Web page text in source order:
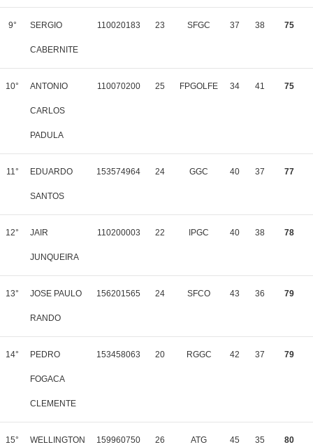
9° SERGIO
CABERNITE
110020183 23 SFGC 37 38 75
10° ANTONIO
CARLOS
PADULA
110070200 25 FPGOLFE 34 41 75
11° EDUARDO
SANTOS
153574964 24 GGC 40 37 77
12° JAIR
JUNQUEIRA
110200003 22 IPGC 40 38 78
13° JOSE PAULO
RANDO
156201565 24 SFCO 43 36 79
14° PEDRO
FOGACA
CLEMENTE
153458063 20 RGGC 42 37 79
15° WELLINGTON 159960750 26 ATG 45 35 80